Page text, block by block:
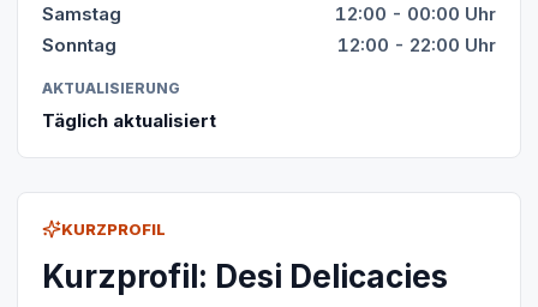
KURZPROFIL
Kurzprofil: Desi Delicacies
Samstag
12:00 - 00:00 Uhr
Sonntag
12:00 - 22:00 Uhr
AKTUALISIERUNG
Täglich aktualisiert